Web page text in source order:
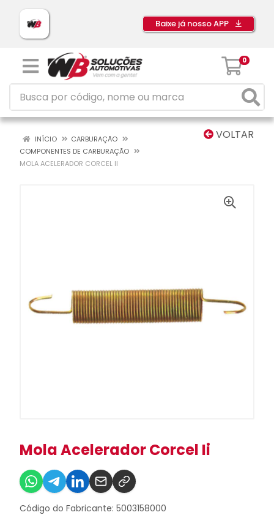
Baixe já nosso APP
0
VOLTAR
INÍCIO
CARBURAÇÃO
COMPONENTES DE CARBURAÇÃO
MOLA ACELERADOR CORCEL II
Mola Acelerador Corcel Ii
Código do Fabricante: 5003158000